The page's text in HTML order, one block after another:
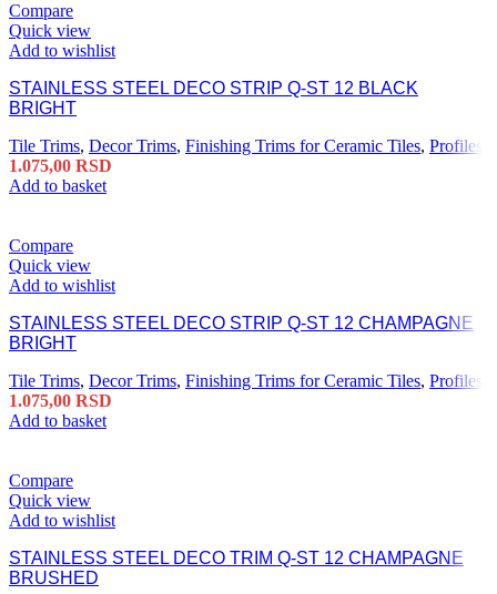
Compare
Quick view
Add to wishlist
STAINLESS STEEL DECO STRIP Q-ST 12 BLACK
BRIGHT
Tile Trims, Decor Trims, Finishing Trims for Ceramic Tiles, Profiles
1.075,00 RSD
Add to basket
Compare
Quick view
Add to wishlist
STAINLESS STEEL DECO STRIP Q-ST 12 CHAMPAGNE
BRIGHT
Tile Trims, Decor Trims, Finishing Trims for Ceramic Tiles, Profiles
1.075,00 RSD
Add to basket
Compare
Quick view
Add to wishlist
STAINLESS STEEL DECO TRIM Q-ST 12 CHAMPAGNE
BRUSHED